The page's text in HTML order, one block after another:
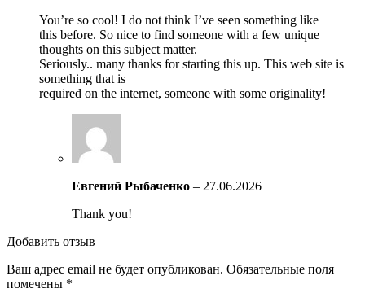
You’re so cool! I do not think I’ve seen something like
this before. So nice to find someone with a few unique
thoughts on this subject matter.
Seriously.. many thanks for starting this up. This web site is
something that is
required on the internet, someone with some originality!
Евгений Рыбаченко – 27.06.2026
Thank you!
Добавить отзыв
Ваш адрес email не будет опубликован. Обязательные поля
помечены *